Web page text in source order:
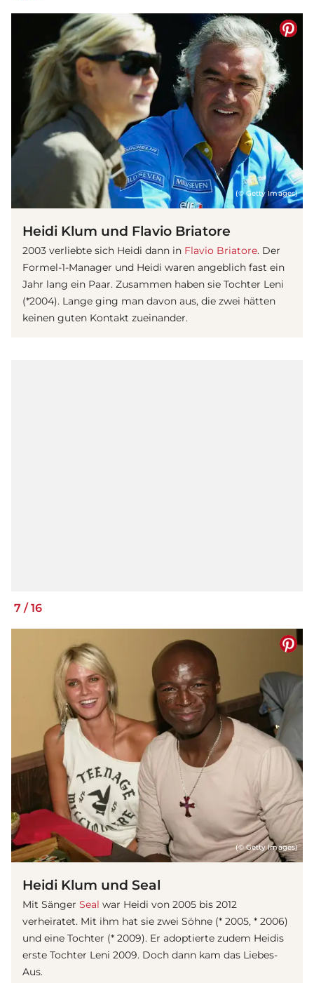
(© Getty Images)
Heidi Klum und Flavio Briatore
2003 verliebte sich Heidi dann in Flavio Briatore. Der
Formel-1-Manager und Heidi waren angeblich fast ein
Jahr lang ein Paar. Zusammen haben sie Tochter Leni
(*2004). Lange ging man davon aus, die zwei hätten
keinen guten Kontakt zueinander.
7 /16
(© Getty Images)
Heidi Klum und Seal
Mit Sänger Seal war Heidi von 2005 bis 2012
verheiratet. Mit ihm hat sie zwei Söhne (* 2005, * 2006)
und eine Tochter (* 2009). Er adoptierte zudem Heidis
erste Tochter Leni 2009. Doch dann kam das Liebes-
Aus.